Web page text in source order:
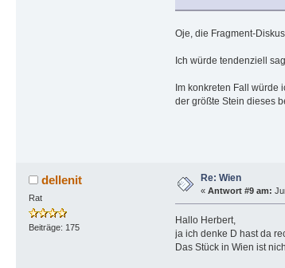
Oje, die Fragment-
Ich würde tendenziell
Im konkreten Fall
der größte Stein dieses
dellenit
Rat
Beiträge: 175
Re: Wien
« Antwort #9 am:
Hallo Herbert,
ja ich denke D hast da
Das Stück in Wien ist